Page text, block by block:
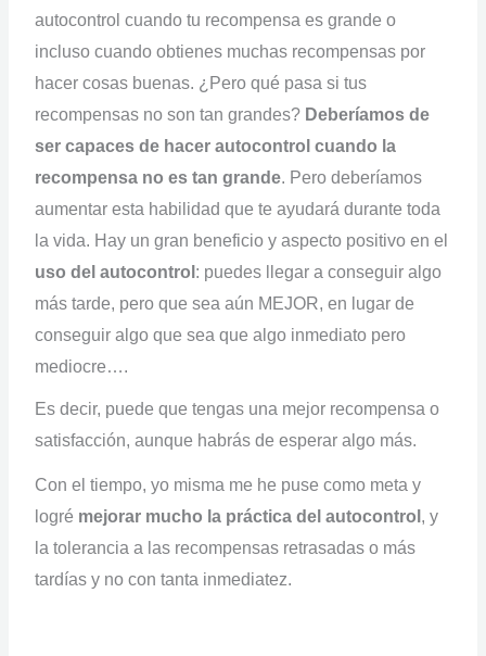
autocontrol cuando tu recompensa es grande o
incluso cuando obtienes muchas recompensas por
hacer cosas buenas. ¿Pero qué pasa si tus
recompensas no son tan grandes? Deberíamos de
ser capaces de hacer autocontrol cuando la
recompensa no es tan grande. Pero deberíamos
aumentar esta habilidad que te ayudará durante toda
la vida. Hay un gran beneficio y aspecto positivo en el
uso del autocontrol : puedes llegar a conseguir algo
más tarde, pero que sea aún MEJOR, en lugar de
conseguir algo que sea que algo inmediato pero
mediocre….
Es decir, puede que tengas una mejor recompensa o
satisfacción, aunque habrás de esperar algo más.
Con el tiempo, yo misma me he puse como meta y
logré mejorar mucho la práctica del autocontrol , y
la tolerancia a las recompensas retrasadas o más
tardías y no con tanta inmediatez.